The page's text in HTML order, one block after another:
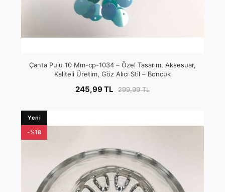
Çanta Pulu 10 Mm-cp-1034 – Özel Tasarım, Aksesuar,
Kaliteli Üretim, Göz Alıcı Stil – Boncuk
245,99 TL 299,99 TL
Yeni
-%18